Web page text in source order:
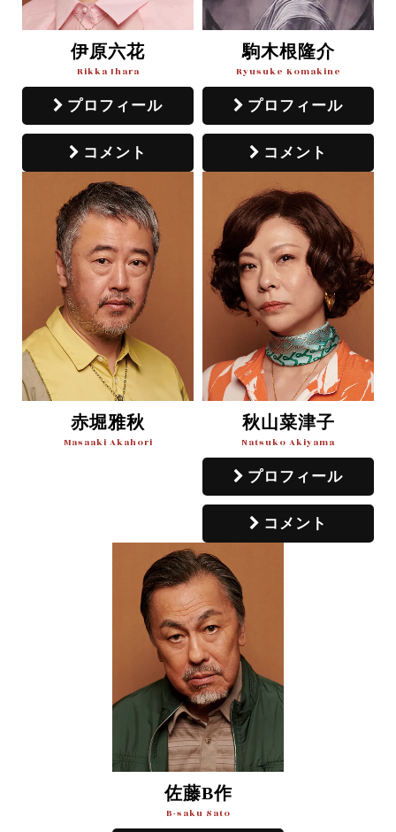
伊原六花
Rikka Ihara
プロフィール
コメント
駒木根隆介
Ryusuke Komakine
プロフィール
コメント
赤堀雅秋
Masaaki Akahori
秋山菜津子
Natsuko Akiyama
プロフィール
コメント
佐藤B作
B-saku Sato